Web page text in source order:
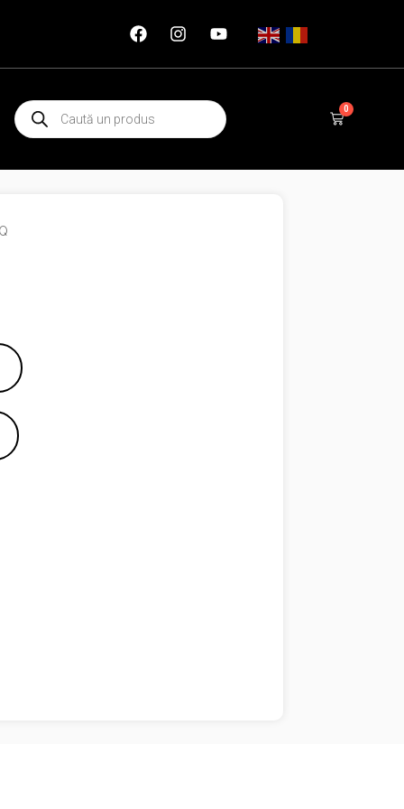
Products
search
0
Cart